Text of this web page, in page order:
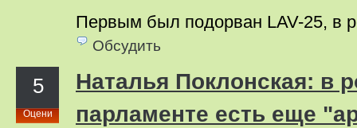
Первым был подорван LAV-25, в
Обсудить
5
Оцени
Наталья Поклонская: в
парламенте есть еще